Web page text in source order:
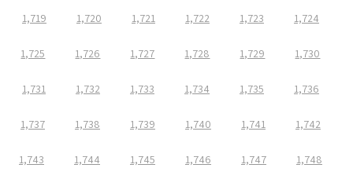
1,719 1,720 1,721 1,722 1,723 1,724
1,725 1,726 1,727 1,728 1,729 1,730
1,731 1,732 1,733 1,734 1,735 1,736
1,737 1,738 1,739 1,740 1,741 1,742
1,743 1,744 1,745 1,746 1,747 1,748